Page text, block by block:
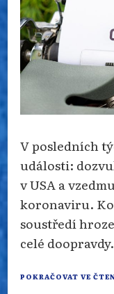
V posledních
události:
v USA a
koronaviru.
soustředí
celé
POKRAČOVAT VE